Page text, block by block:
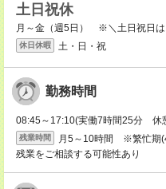
土日祝休
月～金（週5日） ※＼土日祝日は
休日休暇 土・日・祝
勤務時間
08:45～17:10(実働7時間25分 休
残業時間
月5～10時間 ※繁忙期
残業をご相談する可能性あり